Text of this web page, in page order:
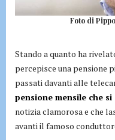
Foto di
Stando a quanto ha
percepisce una pensione
passati davanti alle
pensione mensile che
notizia clamorosa e che
avanti il famoso